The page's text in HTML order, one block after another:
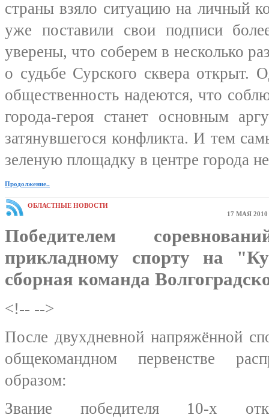
страны взяло ситуацию на личный
уже поставили свои подписи
уверены, что соберем в несколько
о судьбе Сурского сквера открыт.
общественность надеются, что
города-героя станет основным
затянувшегося конфликта. И тем
зеленую площадку в центре города
Продолжение..
ОБЛАСТНЫЕ НОВОСТИ
17 МАЯ
Победителем
прикладному спорту на
сборная команда
<!-- -->
После двухдневной напряжённой
общекомандном первенстве
образом:
Звание победителя 10-х